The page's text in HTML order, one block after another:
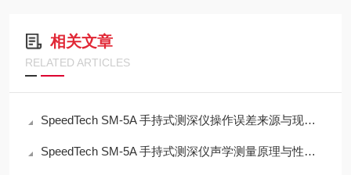
相关文章
RELATED ARTICLES
SpeedTech SM-5A 手持式测深仪操作误差来源与现场应用技术规范
SpeedTech SM-5A 手持式测深仪声学测量原理与性能分析